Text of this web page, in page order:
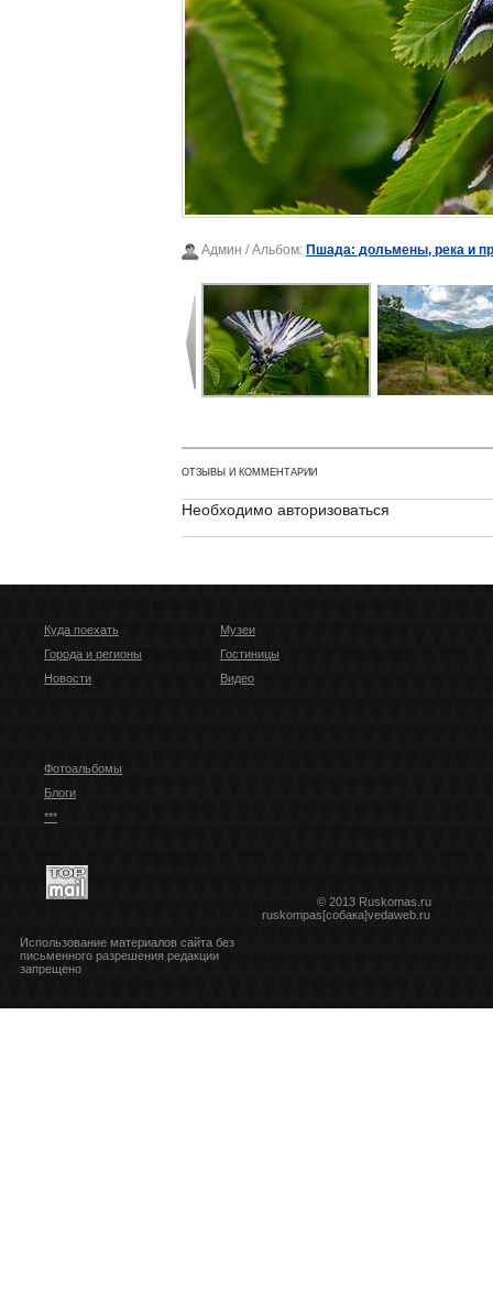
Админ / Альбом: Пшада: дольмены, река и
ОТЗЫВЫ И КОММЕНТАРИИ
Необходимо авторизоваться
Куда поехать
Города и регионы
Новости
Музеи
Гостиницы
Видео
Фотоальбомы
Блоги
***
© 2013 Ruskomas.ru
ruskompas[собака]vedaweb.ru
Использование материалов сайта без
письменного разрешения редакции
запрещено